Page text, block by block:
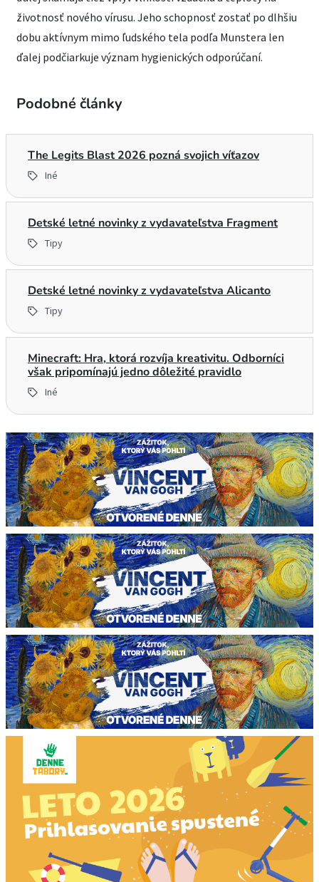
životnosť nového vírusu. Jeho schopnosť zostať po dlhšiu
dobu aktívnym mimo ľudského tela podľa Munstera len
ďalej podčiarkuje význam hygienických odporúčaní.
Podobné články
The Legits Blast 2026 pozná svojich víťazov
Iné
Detské letné novinky z vydavateľstva Fragment
Tipy
Detské letné novinky z vydavateľstva Alicanto
Tipy
Minecraft: Hra, ktorá rozvíja kreativitu. Odborníci
však pripomínajú jedno dôležité pravidlo
Iné